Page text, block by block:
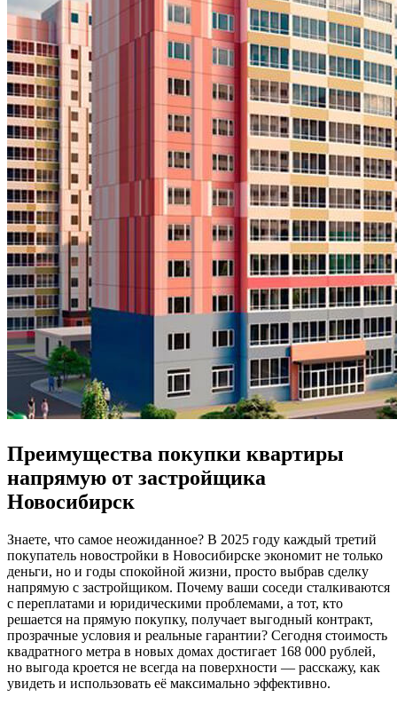
Преимущества покупки квартиры
напрямую от застройщика
Новосибирск
Знаете, что самое неожиданное? В 2025 году каждый третий
покупатель новостройки в Новосибирске экономит не только
деньги, но и годы спокойной жизни, просто выбрав сделку
напрямую с застройщиком. Почему ваши соседи сталкиваются
с переплатами и юридическими проблемами, а тот, кто
решается на прямую покупку, получает выгодный контракт,
прозрачные условия и реальные гарантии? Сегодня стоимость
квадратного метра в новых домах достигает 168 000 рублей,
но выгода кроется не всегда на поверхности — расскажу, как
увидеть и использовать её максимально эффективно.